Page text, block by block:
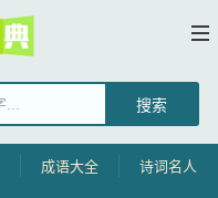
成语大全 诗词名人